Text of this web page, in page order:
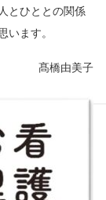
とひととの関係
います。
髙橋由美子